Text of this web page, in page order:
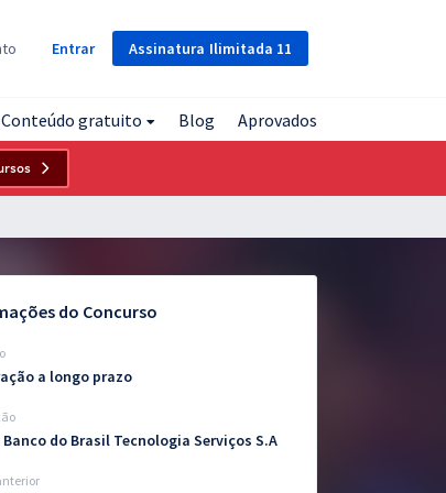
Assinatura Ilimitada 11
Entrar
Conteúdo gratuito Blog Aprovados
do Concurso
a longo prazo
Banco do Brasil Tecnologia Serviços S.A